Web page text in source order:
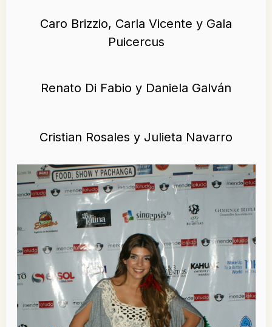
Caro Brizzio, Carla Vicente y Gala
Puicercus
Renato Di Fabio y Daniela Galván
Cristian Rosales y Julieta Navarro